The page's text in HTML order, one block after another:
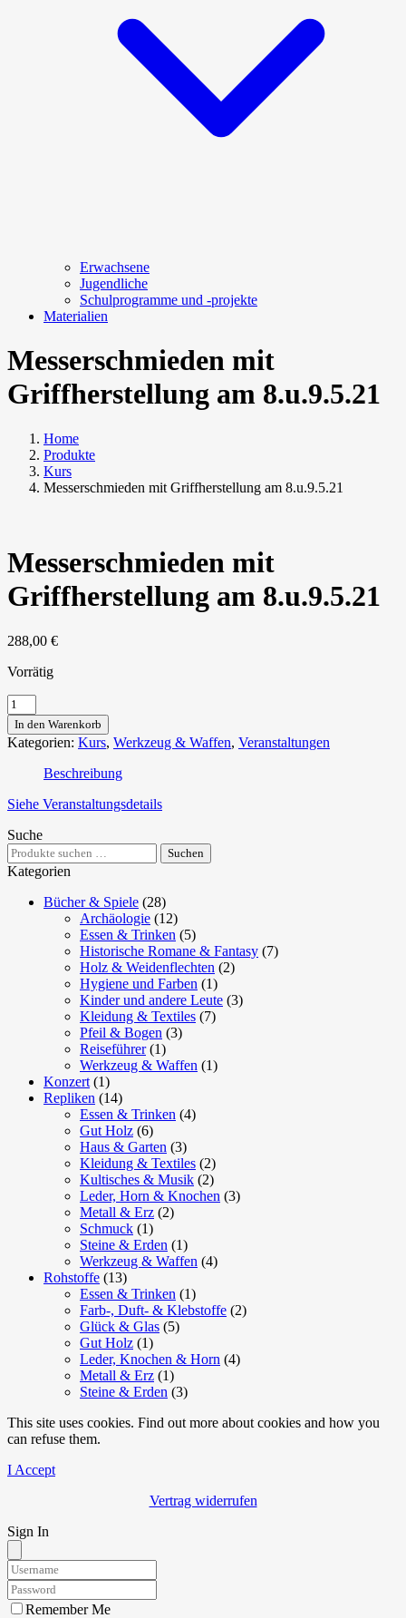
Erwachsene
Jugendliche
Schulprogramme und -projekte
Materialien
Messerschmieden mit
Griffherstellung am 8.u.9.5.21
Home
Produkte
Kurs
Messerschmieden mit Griffherstellung am 8.u.9.5.21
Messerschmieden mit
Griffherstellung am 8.u.9.5.21
288,00 €
Vorrätig
Messerschmieden
mit
Griffherstellung
am
8.u.9.5.21
Menge
In den Warenkorb
Kategorien: Kurs, Werkzeug & Waffen, Veranstaltungen
Beschreibung
Siehe Veranstaltungsdetails
Suche
Suchen
nach:
Suchen
Kategorien
Bücher & Spiele (28)
Archäologie (12)
Essen & Trinken (5)
Historische Romane & Fantasy (7)
Holz & Weidenflechten (2)
Hygiene und Farben (1)
Kinder und andere Leute (3)
Kleidung & Textiles (7)
Pfeil & Bogen (3)
Reiseführer (1)
Werkzeug & Waffen (1)
Konzert (1)
Repliken (14)
Essen & Trinken (4)
Gut Holz (6)
Haus & Garten (3)
Kleidung & Textiles (2)
Kultisches & Musik (2)
Leder, Horn & Knochen (3)
Metall & Erz (2)
Schmuck (1)
Steine & Erden (1)
Werkzeug & Waffen (4)
Rohstoffe (13)
Essen & Trinken (1)
Farb-, Duft- & Klebstoffe (2)
Glück & Glas (5)
Gut Holz (1)
Leder, Knochen & Horn (4)
Metall & Erz (1)
Steine & Erden (3)
This site uses cookies. Find out more about cookies and how you
can refuse them.
I Accept
Vertrag widerrufen
Sign In
Remember Me